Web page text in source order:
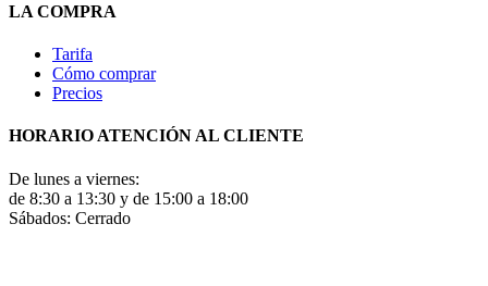
LA COMPRA
Tarifa
Cómo comprar
Precios
HORARIO ATENCIÓN AL CLIENTE
De lunes a viernes:
de 8:30 a 13:30 y de 15:00 a 18:00
Sábados: Cerrado